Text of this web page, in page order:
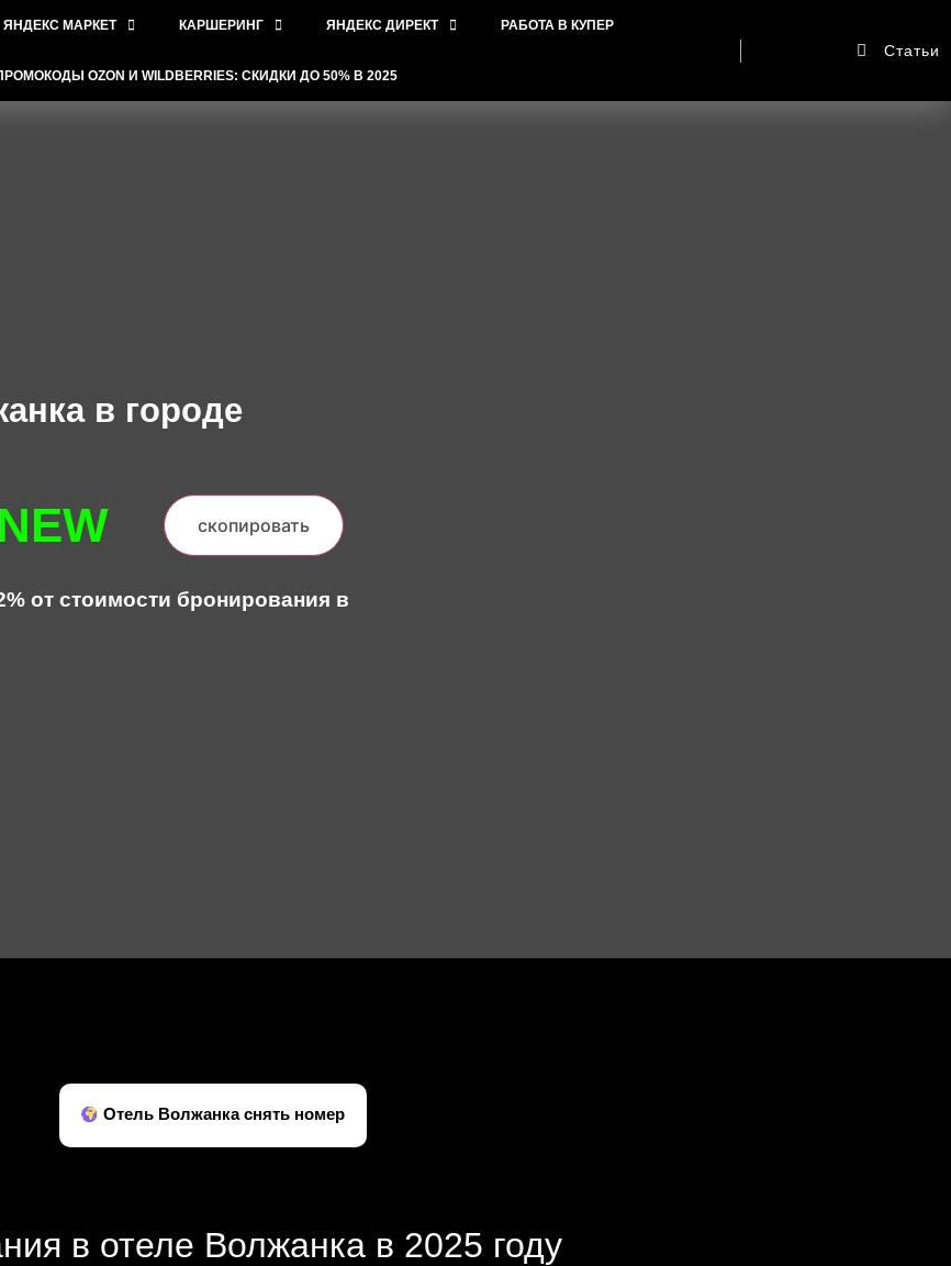
ЯНДЕКС МАРКЕТ КАРШЕРИНГ ЯНДЕКС ДИРЕКТ РАБОТА В КУПЕР
OZON И WILDBERRIES: СКИДКИ ДО 50% В 2025
Статьи
в городе
скопировать
от стоимости бронирования в
Отель Волжанка снять номер
в отеле Волжанка в 2025 году